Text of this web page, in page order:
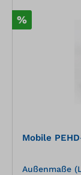
%
Mobile
Außenmaße